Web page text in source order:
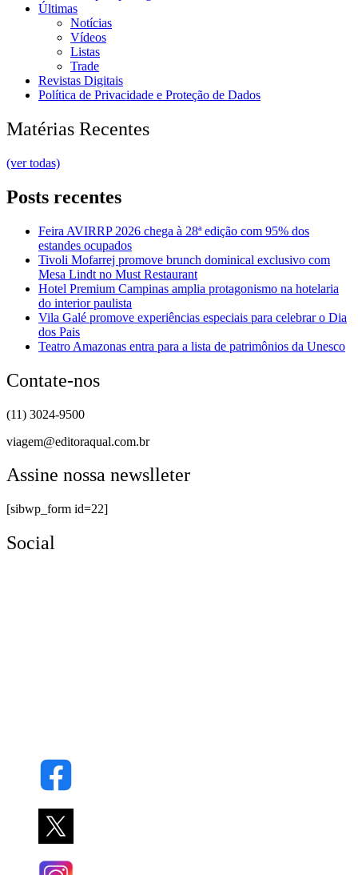
Últimas
Notícias
Vídeos
Listas
Trade
Revistas Digitais
Política de Privacidade e Proteção de Dados
Matérias Recentes
(ver todas)
Posts recentes
Feira AVIRRP 2026 chega à 28ª edição com 95% dos
estandes ocupados
Tivoli Mofarrej promove brunch dominical exclusivo com
Mesa Lindt no Must Restaurant
Hotel Premium Campinas amplia protagonismo na hotelaria
do interior paulista
Vila Galé promove experiências especiais para celebrar o Dia
dos Pais
Teatro Amazonas entra para a lista de patrimônios da Unesco
Contate-nos
(11) 3024-9500
viagem@editoraqual.com.br
Assine nossa newslleter
[sibwp_form id=22]
Social